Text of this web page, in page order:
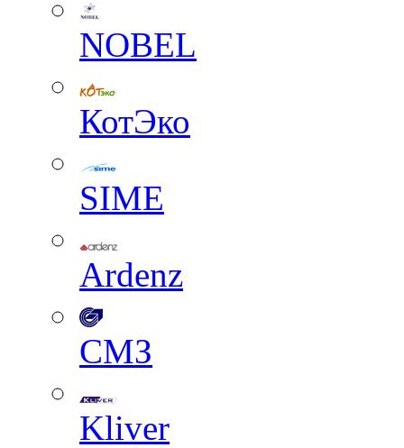
NOBEL
КотЭко
SIME
Ardenz
СМЗ
Kliver